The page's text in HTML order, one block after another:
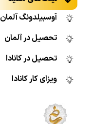
آوسبیلدونگ آلمان
تحصیل در آلمان
تحصیل در کانادا
ویزای کار کانادا